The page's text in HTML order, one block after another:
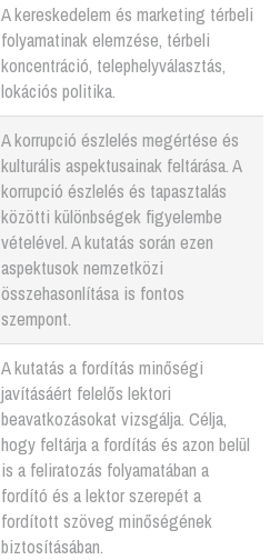
A kereskedelem és marketing térbeli
folyamatinak elemzése, térbeli
koncentráció, telephelyválasztás,
lokációs politika.
A korrupció észlelés megértése és
kulturális aspektusainak feltárása. A
korrupció észlelés és tapasztalás
közötti különbségek figyelembe
vételével. A kutatás során ezen
aspektusok nemzetközi
összehasonlítása is fontos
szempont.
A kutatás a fordítás minőségi
javításáért felelős lektori
beavatkozásokat vizsgálja. Célja,
hogy feltárja a fordítás és azon belül
is a feliratozás folyamatában a
fordító és a lektor szerepét a
fordított szöveg minőségének
biztosításában.